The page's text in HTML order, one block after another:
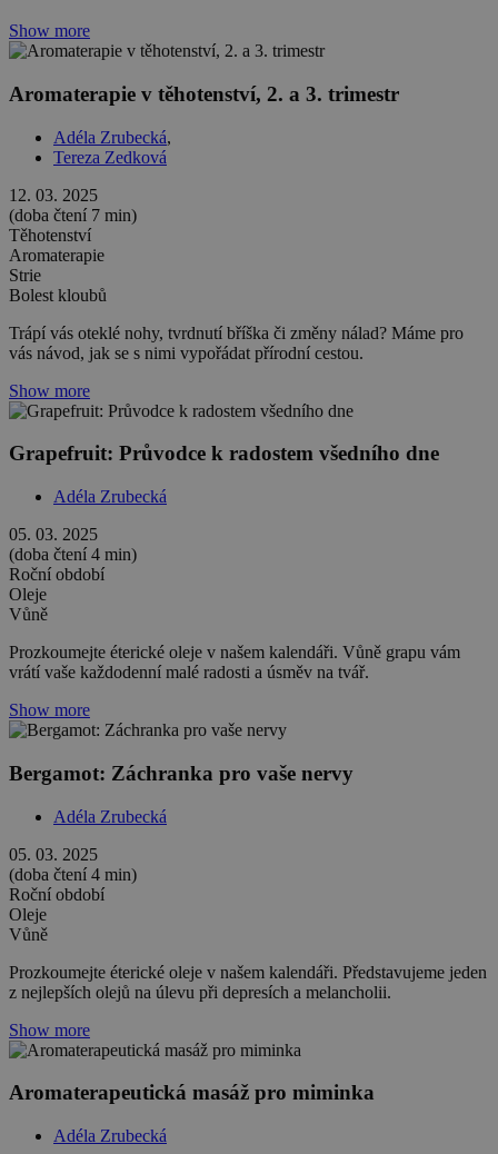
Show more
Aromaterapie v těhotenství, 2. a 3. trimestr
Adéla Zrubecká,
Tereza Zedková
12. 03. 2025
(doba čtení 7 min)
Těhotenství
Aromaterapie
Strie
Bolest kloubů
Trápí vás oteklé nohy, tvrdnutí bříška či změny nálad? Máme pro
vás návod, jak se s nimi vypořádat přírodní cestou.
Show more
Grapefruit: Průvodce k radostem všedního dne
Adéla Zrubecká
05. 03. 2025
(doba čtení 4 min)
Roční období
Oleje
Vůně
Prozkoumejte éterické oleje v našem kalendáři. Vůně grapu vám
vrátí vaše každodenní malé radosti a úsměv na tvář.
Show more
Bergamot: Záchranka pro vaše nervy
Adéla Zrubecká
05. 03. 2025
(doba čtení 4 min)
Roční období
Oleje
Vůně
Prozkoumejte éterické oleje v našem kalendáři. Představujeme jeden
z nejlepších olejů na úlevu při depresích a melancholii.
Show more
Aromaterapeutická masáž pro miminka
Adéla Zrubecká